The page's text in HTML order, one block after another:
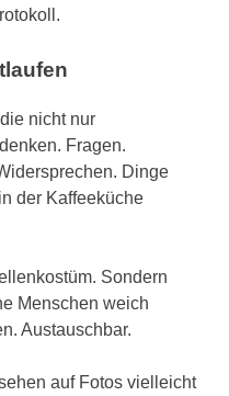
nicht nur
Fragen.
Dinge
der Kaffeeküche
Sondern
Menschen weich
Austauschbar.
auf Fotos vielleicht